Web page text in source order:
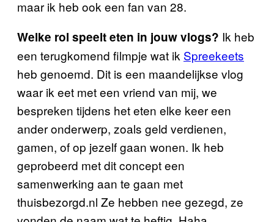
maar ik heb ook een fan van 28.
Welke rol speelt eten in jouw vlogs? Ik heb
een terugkomend filmpje wat ik Spreekeets
heb genoemd. Dit is een maandelijkse vlog
waar ik eet met een vriend van mij, we
bespreken tijdens het eten elke keer een
ander onderwerp, zoals geld verdienen,
gamen, of op jezelf gaan wonen. Ik heb
geprobeerd met dit concept een
samenwerking aan te gaan met
thuisbezorgd.nl Ze hebben nee gezegd, ze